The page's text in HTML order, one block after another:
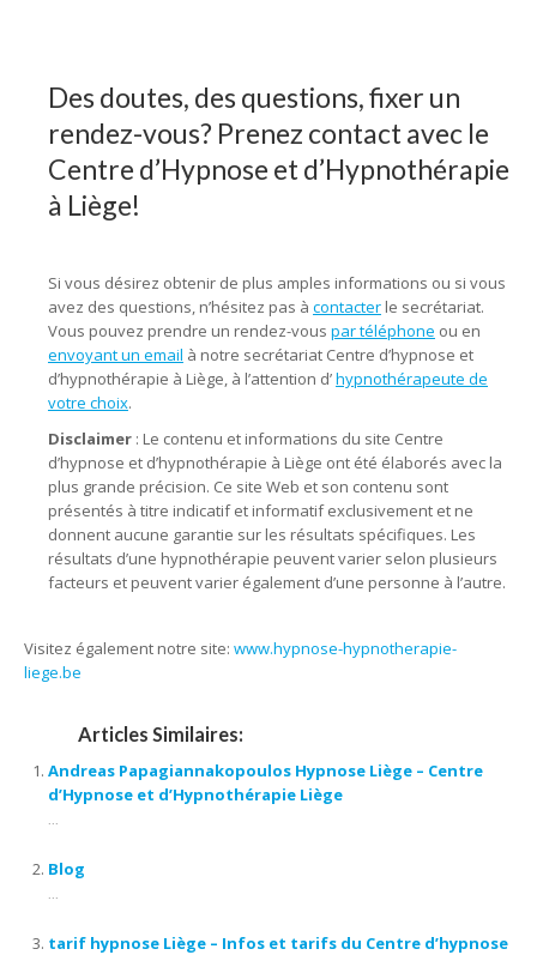
Des doutes, des questions, fixer un
rendez-vous? Prenez contact avec le
Centre d’Hypnose et d’Hypnothérapie
à Liège!
Si vous désirez obtenir de plus amples informations ou si vous
avez des questions, n’hésitez pas à contacter le secrétariat.
Vous pouvez prendre un rendez-vous par téléphone ou en
envoyant un email à notre secrétariat Centre d’hypnose et
d’hypnothérapie à Liège, à l’attention d’hypnothérapeute de
votre choix.
Disclaimer : Le contenu et informations du site Centre
d’hypnose et d’hypnothérapie à Liège ont été élaborés avec la
plus grande précision. Ce site Web et son contenu sont
présentés à titre indicatif et informatif exclusivement et ne
donnent aucune garantie sur les résultats spécifiques. Les
résultats d’une hypnothérapie peuvent varier selon plusieurs
facteurs et peuvent varier également d’une personne à l’autre.
Visitez également notre site: www.hypnose-hypnotherapie-
liege.be
Articles Similaires:
Andreas Papagiannakopoulos Hypnose Liège – Centre
d’Hypnose et d’Hypnothérapie Liège
...
Blog
...
tarif hypnose Liège – Infos et tarifs du Centre d’hypnose